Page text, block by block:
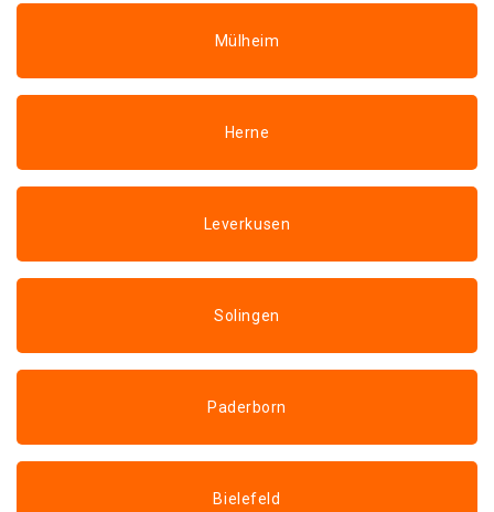
Mülheim
Herne
Leverkusen
Solingen
Paderborn
Bielefeld